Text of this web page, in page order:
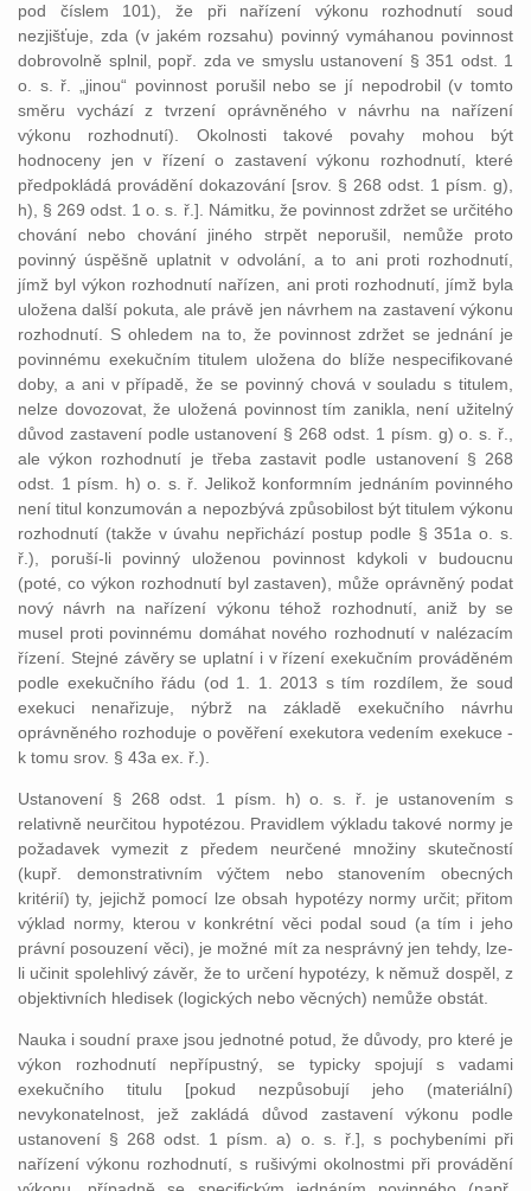
pod číslem 101), že při nařízení výkonu rozhodnutí soud
nezjišťuje, zda (v jakém rozsahu) povinný vymáhanou povinnost
dobrovolně splnil, popř. zda ve smyslu ustanovení § 351 odst. 1
o. s. ř. „jinou“ povinnost porušil nebo se jí nepodrobil (v tomto
směru vychází z tvrzení oprávněného v návrhu na nařízení
výkonu rozhodnutí). Okolnosti takové povahy mohou být
hodnoceny jen v řízení o zastavení výkonu rozhodnutí, které
předpokládá provádění dokazování [srov. § 268 odst. 1 písm. g),
h), § 269 odst. 1 o. s. ř.]. Námitku, že povinnost zdržet se určitého
chování nebo chování jiného strpět neporušil, nemůže proto
povinný úspěšně uplatnit v odvolání, a to ani proti rozhodnutí,
jímž byl výkon rozhodnutí nařízen, ani proti rozhodnutí, jímž byla
uložena další pokuta, ale právě jen návrhem na zastavení výkonu
rozhodnutí. S ohledem na to, že povinnost zdržet se jednání je
povinnému exekučním titulem uložena do blíže nespecifikované
doby, a ani v případě, že se povinný chová v souladu s titulem,
nelze dovozovat, že uložená povinnost tím zanikla, není užitelný
důvod zastavení podle ustanovení § 268 odst. 1 písm. g) o. s. ř.,
ale výkon rozhodnutí je třeba zastavit podle ustanovení § 268
odst. 1 písm. h) o. s. ř. Jelikož konformním jednáním povinného
není titul konzumován a nepozbývá způsobilost být titulem výkonu
rozhodnutí (takže v úvahu nepřichází postup podle § 351a o. s.
ř.), poruší-li povinný uloženou povinnost kdykoli v budoucnu
(poté, co výkon rozhodnutí byl zastaven), může oprávněný podat
nový návrh na nařízení výkonu téhož rozhodnutí, aniž by se
musel proti povinnému domáhat nového rozhodnutí v nalézacím
řízení. Stejné závěry se uplatní i v řízení exekučním prováděném
podle exekučního řádu (od 1. 1. 2013 s tím rozdílem, že soud
exekuci nenařizuje, nýbrž na základě exekučního návrhu
oprávněného rozhoduje o pověření exekutora vedením exekuce -
k tomu srov. § 43a ex. ř.).
Ustanovení § 268 odst. 1 písm. h) o. s. ř. je ustanovením s
relativně neurčitou hypotézou. Pravidlem výkladu takové normy je
požadavek vymezit z předem neurčené množiny skutečností
(kupř. demonstrativním výčtem nebo stanovením obecných
kritérií) ty, jejichž pomocí lze obsah hypotézy normy určit; přitom
výklad normy, kterou v konkrétní věci podal soud (a tím i jeho
právní posouzení věci), je možné mít za nesprávný jen tehdy, lze-
li učinit spolehlivý závěr, že to určení hypotézy, k němuž dospěl, z
objektivních hledisek (logických nebo věcných) nemůže obstát.
Nauka i soudní praxe jsou jednotné potud, že důvody, pro které je
výkon rozhodnutí nepřípustný, se typicky spojují s vadami
exekučního titulu [pokud nezpůsobují jeho (materiální)
nevykonatelnost, jež zakládá důvod zastavení výkonu podle
ustanovení § 268 odst. 1 písm. a) o. s. ř.], s pochybeními při
nařízení výkonu rozhodnutí, s rušivými okolnostmi při provádění